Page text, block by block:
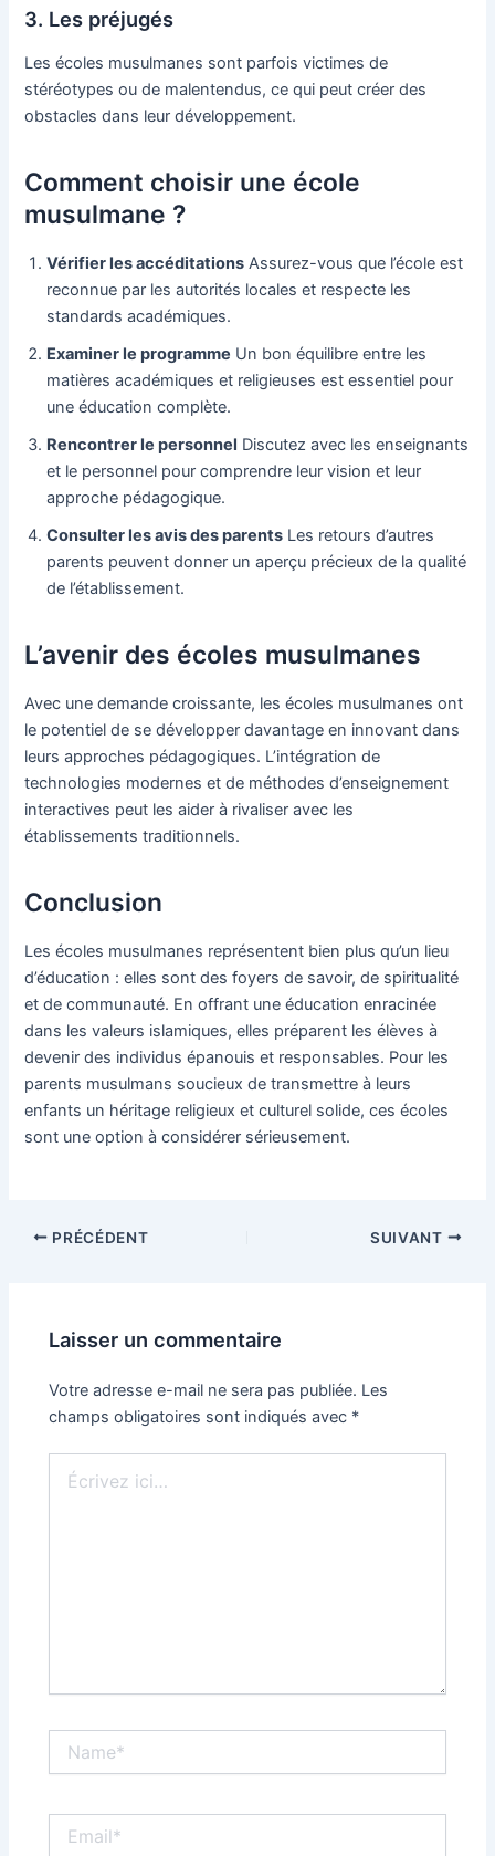
3. Les préjugés
Les écoles musulmanes sont parfois victimes de
stéréotypes ou de malentendus, ce qui peut créer des
obstacles dans leur développement.
Comment choisir une école
musulmane ?
Vérifier les accéditations Assurez-vous que l’école est
reconnue par les autorités locales et respecte les
standards académiques.
Examiner le programme Un bon équilibre entre les
matières académiques et religieuses est essentiel pour
une éducation complète.
Rencontrer le personnel Discutez avec les enseignants
et le personnel pour comprendre leur vision et leur
approche pédagogique.
Consulter les avis des parents Les retours d’autres
parents peuvent donner un aperçu précieux de la qualité
de l’établissement.
L’avenir des écoles musulmanes
Avec une demande croissante, les écoles musulmanes ont
le potentiel de se développer davantage en innovant dans
leurs approches pédagogiques. L’intégration de
technologies modernes et de méthodes d’enseignement
interactives peut les aider à rivaliser avec les
établissements traditionnels.
Conclusion
Les écoles musulmanes représentent bien plus qu’un lieu
d’éducation : elles sont des foyers de savoir, de spiritualité
et de communauté. En offrant une éducation enracinée
dans les valeurs islamiques, elles préparent les élèves à
devenir des individus épanouis et responsables. Pour les
parents musulmans soucieux de transmettre à leurs
enfants un héritage religieux et culturel solide, ces écoles
sont une option à considérer sérieusement.
PRÉCÉDENT SUIVANT
Laisser un commentaire
Votre adresse e-mail ne sera pas publiée. Les
champs obligatoires sont indiqués avec *
ici…